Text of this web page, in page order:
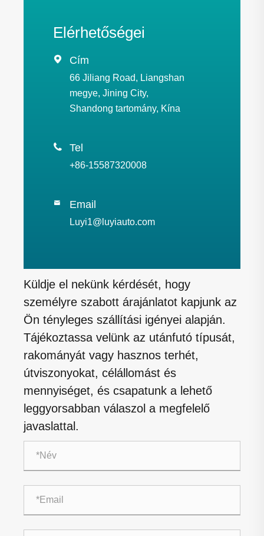
Elérhetőségei
 Cím
66 Jiliang Road, Liangshan
megye, Jining City,
Shandong tartomány, Kína
 Tel
+86-15587320008
 Email
Luyi1@luyiauto.com
Küldje el nekünk kérdését, hogy
személyre szabott árajánlatot kapjunk az
Ön tényleges szállítási igényei alapján.
Tájékoztassa velünk az utánfutó típusát,
rakományát vagy hasznos terhét,
útviszonyokat, célállomást és
mennyiséget, és csapatunk a lehető
leggyorsabban válaszol a megfelelő
javaslattal.